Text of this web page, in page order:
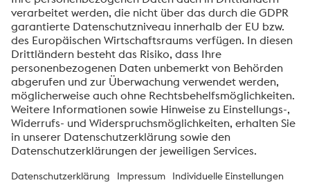
Verarbeitung Ihrer personenbezogenen Daten sowie zu
Ihren Rechten finden Sie in unserer
Datenschutzmitteilung.
voestalpine High Performance Metals International
GmbH
Die voestalpine High Performance Metals International GmbH ist
eine österreichische Vertriebsgesellschaft der High Performance
Metals Division des voestalpine-Konzerns. Die Division